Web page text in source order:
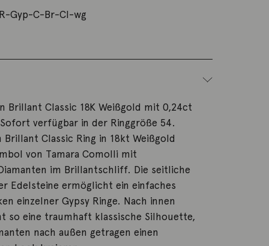
R-Gyp-C-Br-CI-wg
Brillant Classic 18K Weißgold mit 0,24ct
verfügbar in der Ringgröße 54.
Brillant Classic Ring in 18kt Weißgold
von Tamara Comolli mit
im Brillantschliff. Die seitliche
Edelsteine ermöglicht ein einfaches
einzelner Gypsy Ringe. Nach innen
so eine traumhaft klassische Silhouette,
nach außen getragen einen